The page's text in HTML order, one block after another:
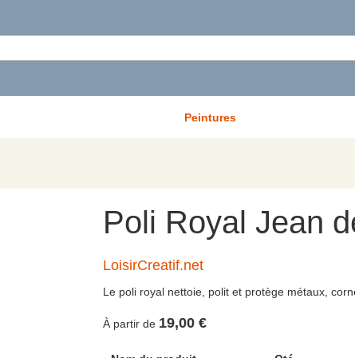
Peintures
Poli Royal Jean
LoisirCreatif.net
Le poli royal nettoie, polit et protège métaux,
À partir de 19,00 €